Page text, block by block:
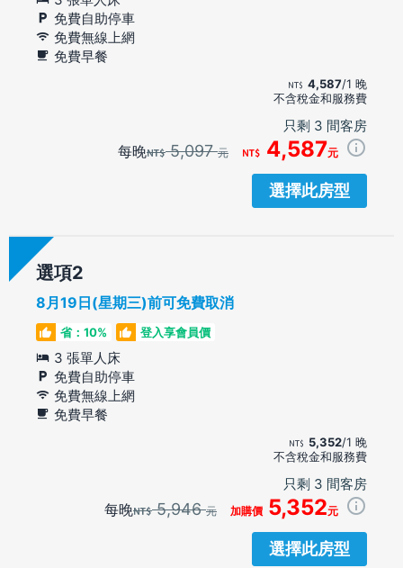
免費自助停車
免費無線上網
免費早餐
4,587/1 晚
不含稅金和服務費
只剩 3 間客房
每晚 5,097元 4,587元
選擇此房型
選項
8月19日(星期三)前可免費取消
省：10% 登入享會員價
3 張單人床
免費自助停車
免費無線上網
免費早餐
5,352/1 晚
不含稅金和服務費
只剩 3 間客房
每晚 5,946元 加購價 5,352元
選擇此房型